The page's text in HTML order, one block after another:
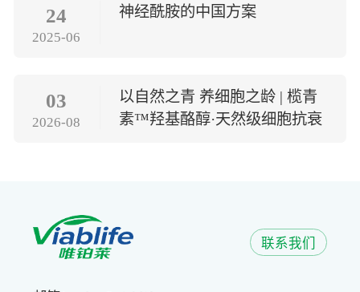
24
2025-06
神经酰胺的中国方案
03
2026-08
以自然之青 养细胞之龄 | 榄青
素™羟基酪醇·天然级细胞抗衰
联系我们